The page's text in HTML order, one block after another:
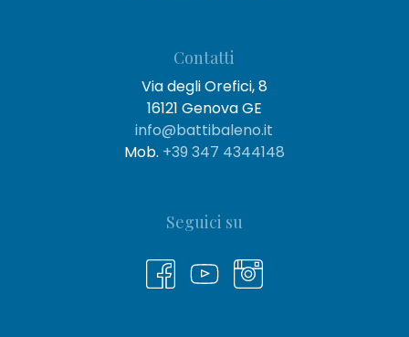
Contatti
Via degli Orefici, 8
16121 Genova GE
info@battibaleno.it
Mob. +39 347 4344148
Seguici su